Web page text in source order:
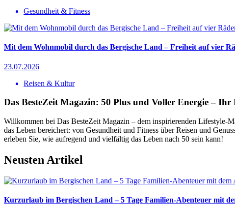
Gesundheit & Fitness
Mit dem Wohnmobil durch das Bergische Land – Freiheit auf vier
23.07.2026
Reisen & Kultur
Das BesteZeit Magazin: 50 Plus und Voller Energie –
Willkommen bei Das BesteZeit Magazin – dem inspirierenden Lifestyle-
das Leben bereichert: von Gesundheit und Fitness über Reisen und
erleben Sie, wie aufregend und vielfältig das Leben nach 50 sein kann!
Neusten Artikel
Kurzurlaub im Bergischen Land – 5 Tage Familien-Abenteuer mit